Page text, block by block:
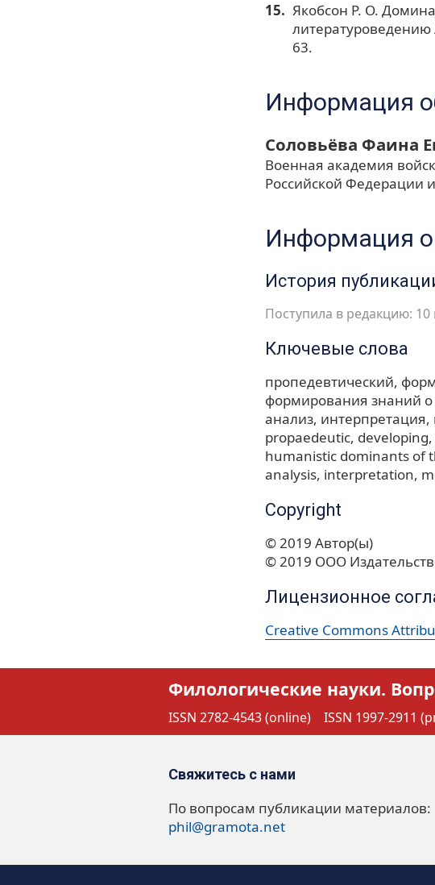
Якобсон Р. О.
литературоведению
63.
Информация
Соловьёва Фаина
Военная академия
Российской Федерации
Информация о
История
Поступила в редакцию: 10
Ключевые слова
пропедевтический,
формирования знаний о
анализ интерпретация
propaedeutic,
humanistic dominants of
analysis interpretation
Copyright
© 2019 Автор(ы)
© 2019 ООО
Лицензионное
Creative Commons
Филологические науки.
ISSN 2782-4543 (online) ISSN 1997-2911
Свяжитесь с нами
По вопросам публикации материалов:
phil@gramota.net